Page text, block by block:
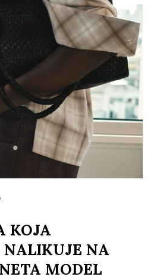
KOJA
NALIKUJE NA
MODEL